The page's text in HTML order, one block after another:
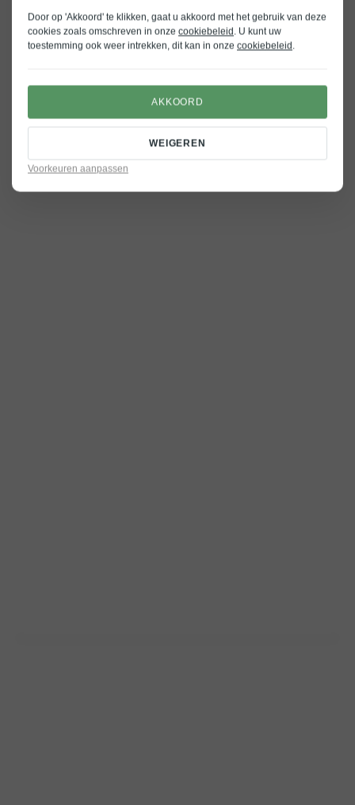
Door op 'Akkoord' te klikken, gaat u akkoord met het gebruik van deze
cookies zoals omschreven in onze cookiebeleid. U kunt uw
toestemming ook weer intrekken, dit kan in onze cookiebeleid.
AKKOORD
WEIGEREN
Voorkeuren aanpassen